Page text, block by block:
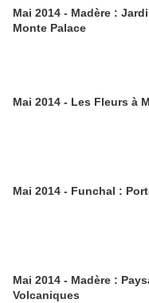
Mai 2014 - Madère :
Monte Palace
Mai 2014 - Les Fleurs à
Mai 2014 - Funchal :
Mai 2014 - Madère :
Volcaniques